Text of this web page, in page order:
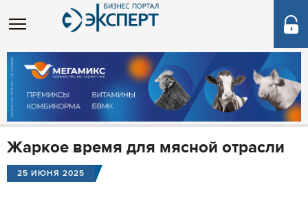
Жаркое время для мясной отрасли
25 ИЮНЯ 2025